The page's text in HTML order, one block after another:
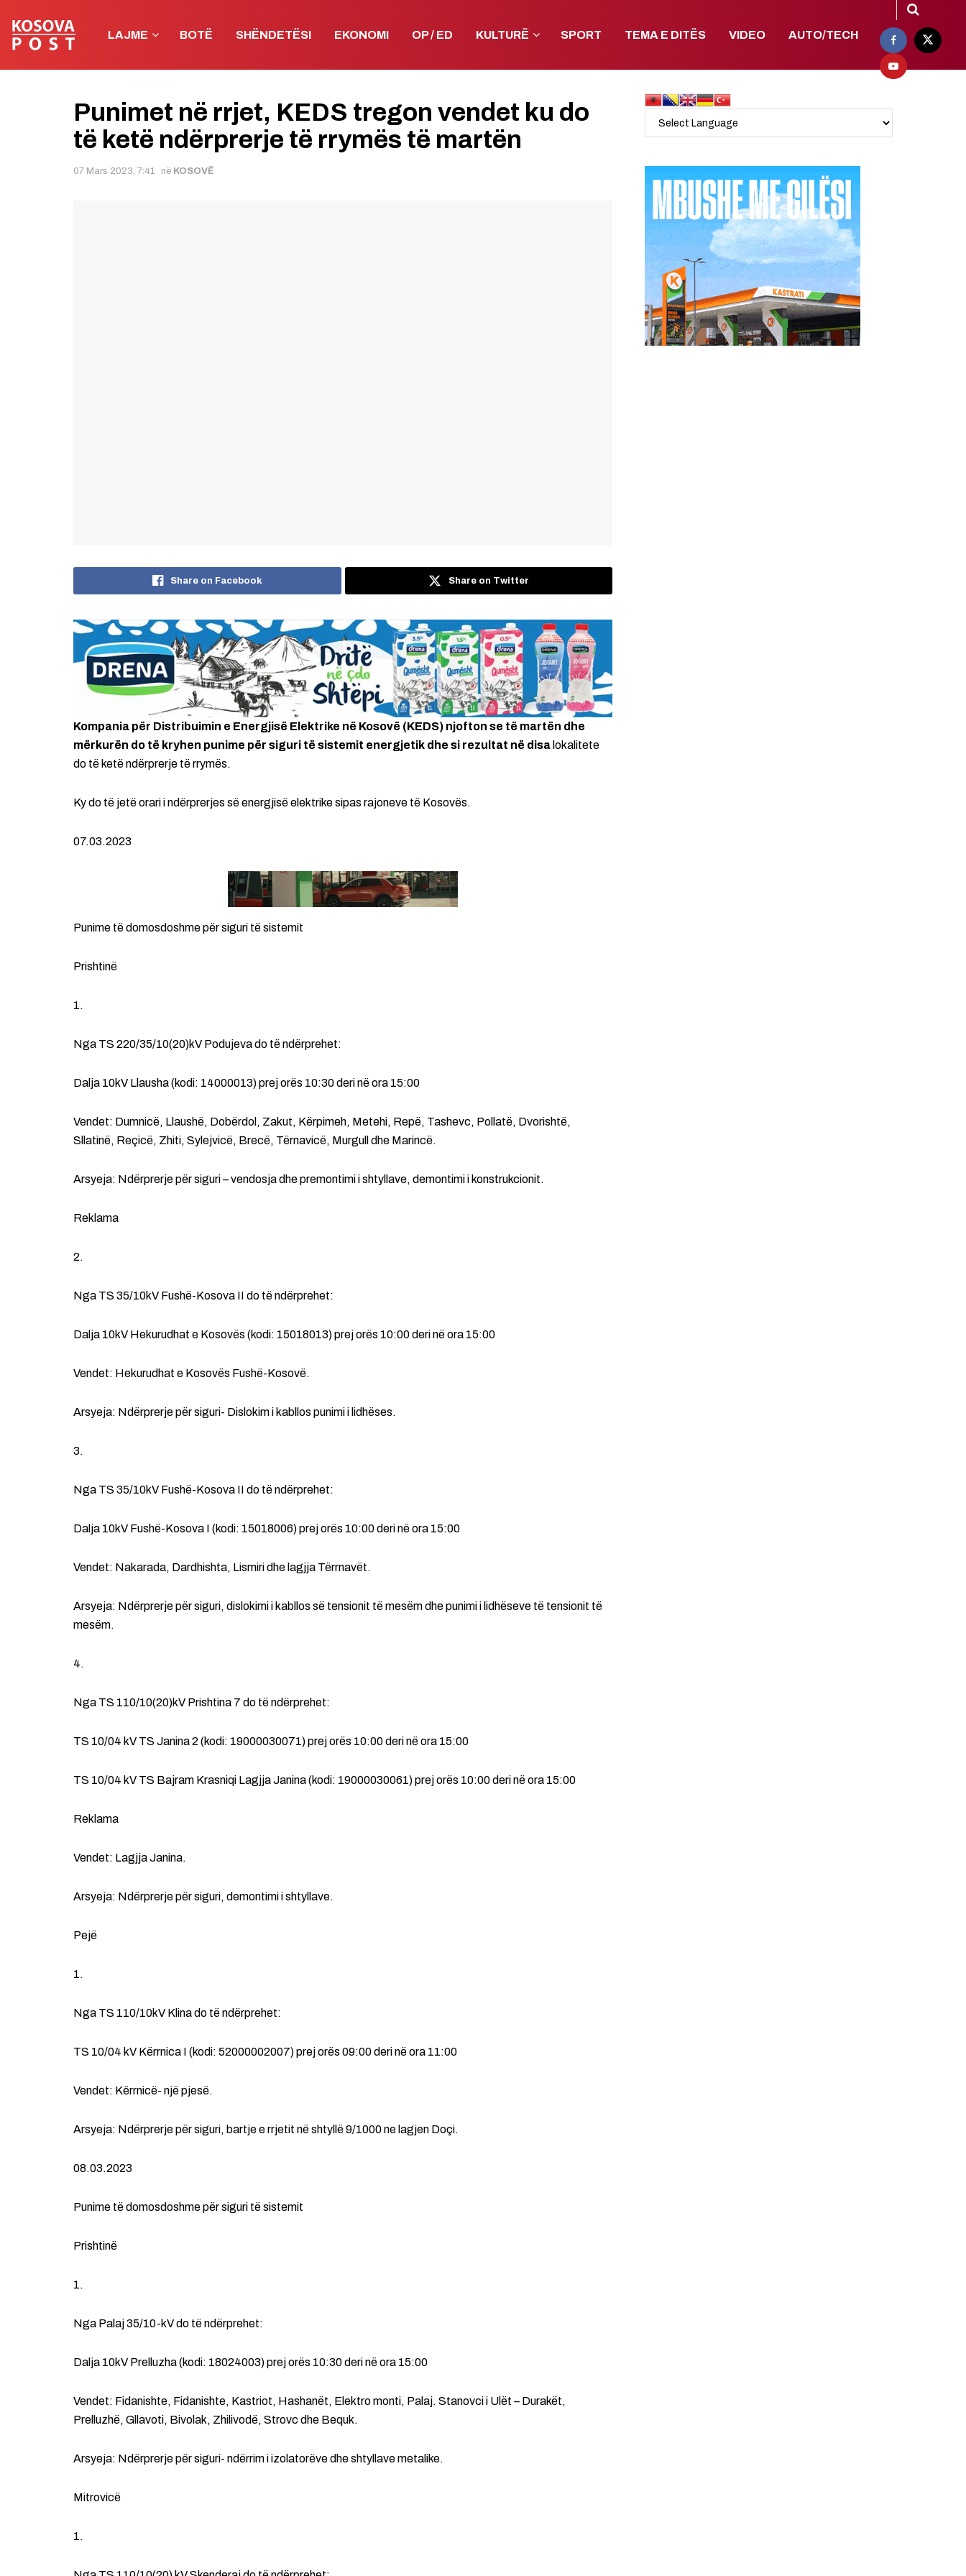
LAJME BOTË SHËNDETËSI EKONOMI OP / ED KULTURË SPORT TEMA E DITËS VIDEO AUTO/TECH
Punimet në rrjet, KEDS tregon vendet ku do
të ketë ndërprerje të rrymës të martën
07 Mars 2023, 7:41 në KOSOVË
Share on Facebook Share on Twitter
Kompania për Distribuimin e Energjisë Elektrike në Kosovë (KEDS) njofton se të martën dhe
mërkurën do të kryhen punime për siguri të sistemit energjetik dhe si rezultat në disa lokalitete
do të ketë ndërprerje të rrymës.
Ky do të jetë orari i ndërprerjes së energjisë elektrike sipas rajoneve të Kosovës.
07.03.2023
Punime të domosdoshme për siguri të sistemit
Prishtinë
1.
Nga TS 220/35/10(20)kV Podujeva do të ndërprehet:
Dalja 10kV Llausha (kodi: 14000013) prej orës 10:30 deri në ora 15:00
Vendet: Dumnicë, Llaushë, Dobërdol, Zakut, Kërpimeh, Metehi, Repë, Tashevc, Pollatë, Dvorishtë,
Sllatinë, Reçicë, Zhiti, Sylejvicë, Brecë, Tërnavicë, Murgull dhe Marincë.
Arsyeja: Ndërprerje për siguri – vendosja dhe premontimi i shtyllave, demontimi i konstrukcionit.
Reklama
2.
Nga TS 35/10kV Fushë-Kosova II do të ndërprehet:
Dalja 10kV Hekurudhat e Kosovës (kodi: 15018013) prej orës 10:00 deri në ora 15:00
Vendet: Hekurudhat e Kosovës Fushë-Kosovë.
Arsyeja: Ndërprerje për siguri- Dislokim i kabllos punimi i lidhëses.
3.
Nga TS 35/10kV Fushë-Kosova II do të ndërprehet:
Dalja 10kV Fushë-Kosova I (kodi: 15018006) prej orës 10:00 deri në ora 15:00
Vendet: Nakarada, Dardhishta, Lismiri dhe lagjja Tërrnavët.
Arsyeja: Ndërprerje për siguri, dislokimi i kabllos së tensionit të mesëm dhe punimi i lidhëseve të tensionit të
mesëm.
4.
Nga TS 110/10(20)kV Prishtina 7 do të ndërprehet:
TS 10/04 kV TS Janina 2 (kodi: 19000030071) prej orës 10:00 deri në ora 15:00
TS 10/04 kV TS Bajram Krasniqi Lagjja Janina (kodi: 19000030061) prej orës 10:00 deri në ora 15:00
Reklama
Vendet: Lagjja Janina.
Arsyeja: Ndërprerje për siguri, demontimi i shtyllave.
Pejë
1.
Nga TS 110/10kV Klina do të ndërprehet:
TS 10/04 kV Kërrnica I (kodi: 52000002007) prej orës 09:00 deri në ora 11:00
Vendet: Kërrnicë- një pjesë.
Arsyeja: Ndërprerje për siguri, bartje e rrjetit në shtyllë 9/1000 ne lagjen Doçi.
08.03.2023
Punime të domosdoshme për siguri të sistemit
Prishtinë
1.
Nga Palaj 35/10-kV do të ndërprehet:
Dalja 10kV Prelluzha (kodi: 18024003) prej orës 10:30 deri në ora 15:00
Vendet: Fidanishte, Fidanishte, Kastriot, Hashanët, Elektro monti, Palaj. Stanovci i Ulët – Durakët,
Prelluzhë, Gllavoti, Bivolak, Zhilivodë, Strovc dhe Bequk.
Arsyeja: Ndërprerje për siguri- ndërrim i izolatorëve dhe shtyllave metalike.
Mitrovicë
1.